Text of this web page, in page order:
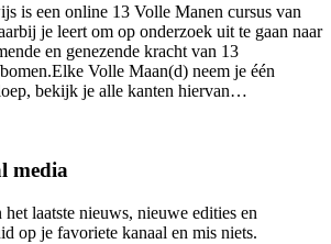
is een online 13 Volle Manen cursus van
je leert om op onderzoek uit te gaan naar
en genezende kracht van 13
Volle Maan(d) neem je één
bekijk je alle kanten hiervan…
media
laatste nieuws, nieuwe edities en
op je favoriete kanaal en mis niets.